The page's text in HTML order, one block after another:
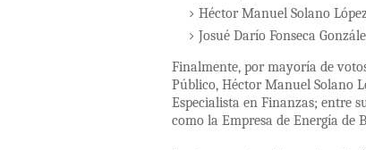
Héctor Manuel Solano
Josué Darío Fonseca
Finalmente, por mayoría de
Público, Héctor Manuel Solano
Especialista en Finanzas; entre
como la Empresa de Energía de